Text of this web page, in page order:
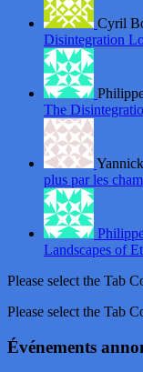
Cyril
Disintegration
The
plus par les
Landscapes of
Please select the Tab
Please select the Tab
Événements